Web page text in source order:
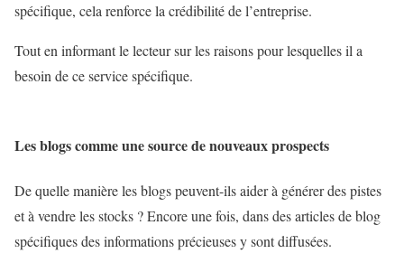
spécifique, cela renforce la crédibilité de l’entreprise.
Tout en informant le lecteur sur les raisons pour lesquelles il a
besoin de ce service spécifique.
Les blogs comme une source de nouveaux prospects
De quelle manière les blogs peuvent-ils aider à générer des pistes
et à vendre les stocks ? Encore une fois, dans des articles de blog
spécifiques des informations précieuses y sont diffusées.